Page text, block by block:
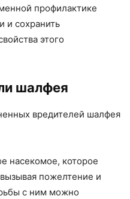
профилактике
и сохранить
этого
шалфея
вредителей шалфея
насекомое, которое
пожелтение и
с ним можно